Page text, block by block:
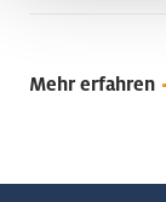
Mehr erfahren